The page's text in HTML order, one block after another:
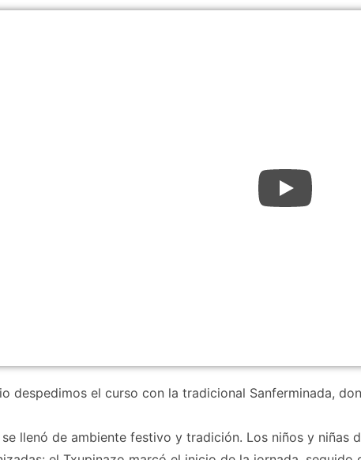
despedimos el curso con la tradicional Sanferminada,
llenó de ambiente festivo y tradición. Los niños y niñas